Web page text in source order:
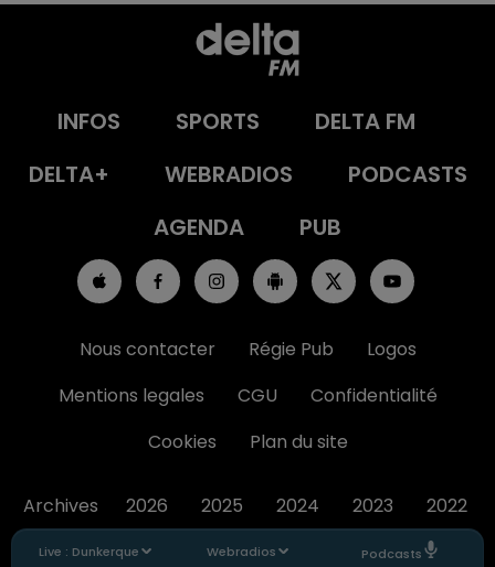
Live : Dunkerque Webradios Podcasts
INFOS SPORTS
DELTA FM
DELTA+
WEBRADIOS
PODCASTS
AGENDA
PUB
Nous contacter Régie Pub
Logos
Mentions legales
CGU
Confidentialité
Cookies
Plan du site
Archives 2026 2025 2024 2023 2022